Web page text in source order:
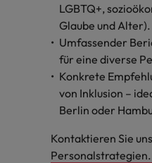
LGBTQ+,
Glaube und Alter).
Umfassender
für eine diverse
Konkrete
von Inklusion –
Berlin oder
Kontaktieren Sie
Personalstrategien.